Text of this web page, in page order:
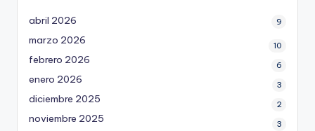
abril 2026 9
marzo 2026 10
febrero 2026 6
enero 2026 3
diciembre 2025 2
noviembre 2025 3